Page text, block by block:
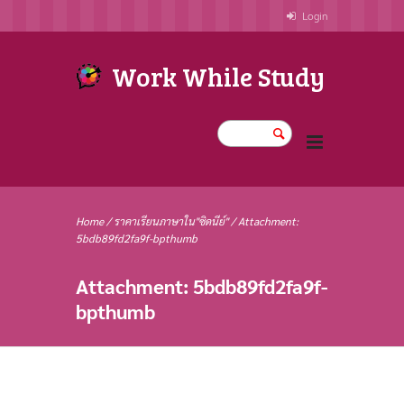
Login
Work While Study
Home/ราคาเรียนภาษาใน"ซิดนีย์"/Attachment:
5bdb89fd2fa9f-bpthumb
Attachment: 5bdb89fd2fa9f-
bpthumb